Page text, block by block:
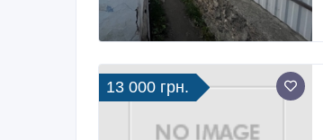
13 000 грн.